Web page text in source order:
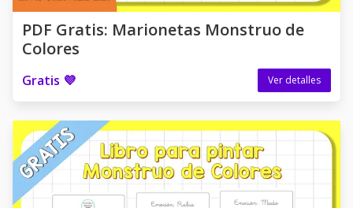
PDF Gratis: Marionetas Monstruo de
Colores
Gratis 💜 Ver detalles